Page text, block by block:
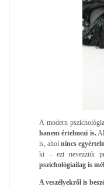
A modern
hanem értelmezi is.
is, ahol nincs
ki – ezt nevezzük
pszichológiailag is
A veszélyekről is